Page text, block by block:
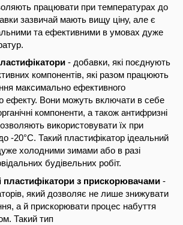
працювати при температурах до
зазвичай мають вищу ціну, але є
та ефективними в умовах дуже
- добавки, які поєднують
компонентів, які разом працюють
максимально ефективного
ефекту. Вони можуть включати в себе
компоненти, а також антифризні
використовувати їх при
-20°C. Такий пластифікатор ідеальний
холодними зимами або в разі
будівельних робіт.
пластифікатори з прискорювачами -
який дозволяє не лише знижувати
а й прискорювати процес набуття
Такий тип